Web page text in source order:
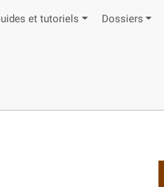
et tutoriels Dossiers